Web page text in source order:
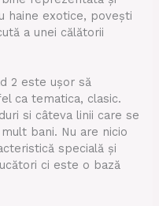
haine exotice, povești
a unei călătorii
2 este ușor să
ca tematica, clasic.
si câteva linii care se
bani. Nu are nicio
specială și
ci este o bază